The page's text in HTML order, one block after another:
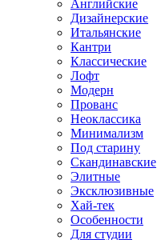
Английские
Дизайнерские
Итальянские
Кантри
Классические
Лофт
Модерн
Прованс
Неоклассика
Минимализм
Под старину
Скандинавские
Элитные
Эксклюзивные
Хай-тек
Особенности
Для студии